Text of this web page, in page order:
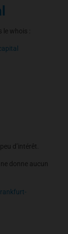
le whois :
d’intérêt.
donne aucun